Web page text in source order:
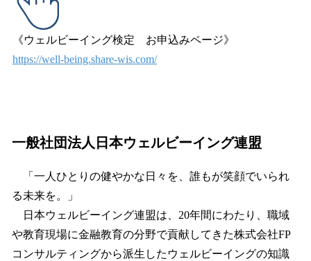
《ウェルビーイング検定 お申込みページ》
https://well-being.share-wis.com/
一般社団法人日本ウェルビーイング連盟
「一人ひとりの健やかな日々を、誰もが笑顔でいられ
る未来を。」
日本ウェルビーイング連盟は、20年間にわたり、職域
や教育現場に金融教育の分野で貢献してきた株式会社FP
コンサルティングから派生したウェルビーイングの知識